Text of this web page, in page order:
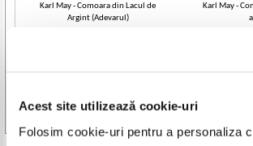
Acest site utilizează cookie-uri
Folosim cookie-uri pentru a personaliza
Karl May - Comoara din Lacul de
Argint (Adevarul)
Karl May -
-30%